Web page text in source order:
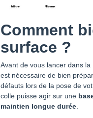
Comment
surface ?
Avant de vous lancer dans
est nécessaire de bien
défauts lors de la pose de
colle puisse agir sur une
maintien longue durée